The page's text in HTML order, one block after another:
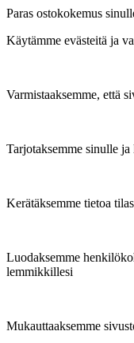
Paras ostokokemus
Käytämme evästeitä ja
Varmistaaksemme, että
Tarjotaksemme sinulle
Kerätäksemme tietoa
Luodaksemme
lemmikkillesi
Mukauttaaksemme